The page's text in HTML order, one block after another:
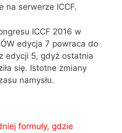
na serwerze ICCF.
ICCF 2016 w
edycja 7 powraca do
edycji 5, gdyż ostatnia
się. Istotne zmiany
namysłu.
formuły, gdzie